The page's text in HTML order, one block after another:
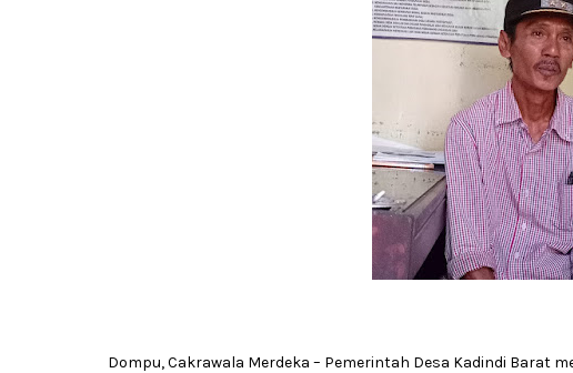
Dompu, Cakrawala Merdeka – Pemerintah Desa Kadindi Barat